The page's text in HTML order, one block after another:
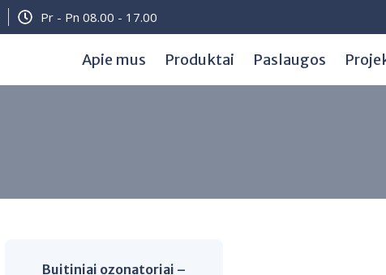
Pr - Pn 08.00 - 17.00
Apie mus Produktai Paslaugos
Buitiniai ozonatoriai –